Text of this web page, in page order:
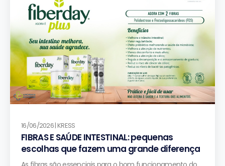
16/06/2026 | KRESS
FIBRAS E SAÚDE INTESTINAL: pequenas
escolhas que fazem uma grande diferença